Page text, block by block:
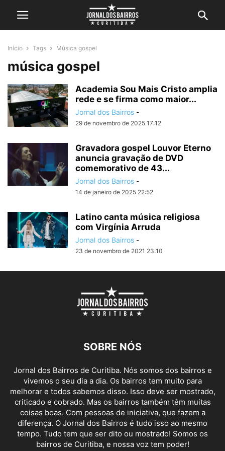
Início Tags Música gospel
música gospel
Academia Sou Mais Cristo amplia
rede e se firma como maior...
Jornal dos Bairros -
29 de novembro de 2025 17:12
Gravadora gospel Louvor Eterno
anuncia gravação de DVD
comemorativo de 43...
Jornal dos Bairros -
14 de janeiro de 2025 22:52
Latino canta música religiosa
com Virgínia Arruda
Jornal dos Bairros -
23 de novembro de 2021 23:10
SOBRE NÓS
Jornal dos Bairros de Curitiba. Nós somos dos bairros e
vivemos o seu dia a dia. Os bairros tem muito para
melhorar e todos sabemos disso. Isso deve ser mostrado,
criticado e cobrado. Mas os bairros também têm muitas
coisas boas. Com pessoas de iniciativa, que fazem a
diferença. O Jornal dos Bairros é tudo isso ao mesmo
tempo. Tudo tem que ser dito ou mostrado! Somos os
bairros de Curitiba, e nossa voz tem poder!